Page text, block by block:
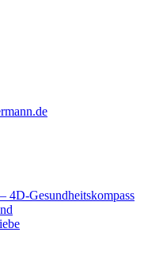
4D-Gesundheitskompass